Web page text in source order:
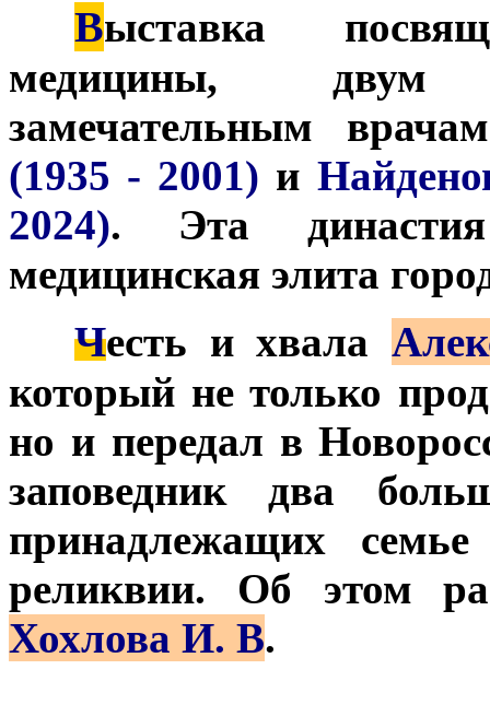
Выставка
медицины, двум
замечательным
(1935 - 2001) и
2024). Эта
медицинская элита
Честь и хвала
который не только
но и передал в
заповедник два
принадлежащих
реликвии. Об этом
Хохлова И. В.